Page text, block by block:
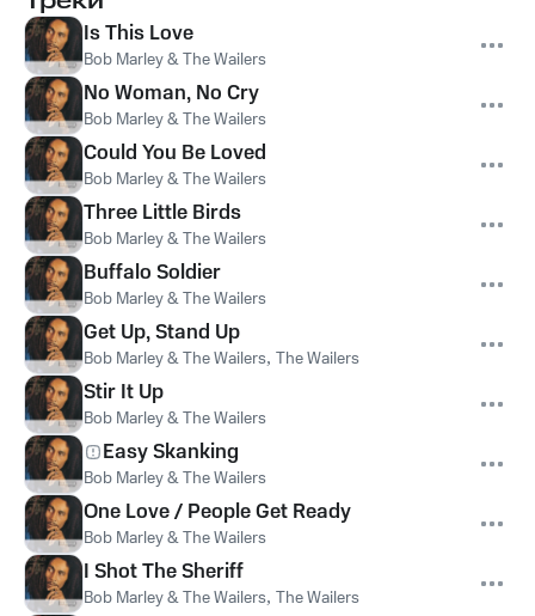
Is This Love
Bob Marley & The Wailers
No Woman, No Cry
Bob Marley & The Wailers
Could You Be Loved
Bob Marley & The Wailers
Three Little Birds
Bob Marley & The Wailers
Buffalo Soldier
Bob Marley & The Wailers
Get Up, Stand Up
Bob Marley & The Wailers, The Wailers
Stir It Up
Bob Marley & The Wailers
Easy Skanking
Bob Marley & The Wailers
One Love / People Get Ready
Bob Marley & The Wailers
I Shot The Sheriff
Bob Marley & The Wailers, The Wailers